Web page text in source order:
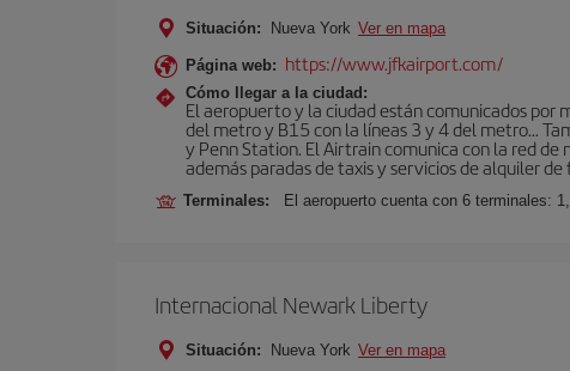
Situación: Nueva York Ver en mapa
Página web: https://www.jfkairport.com/
Cómo llegar a la ciudad:
El aeropuerto y la ciudad están comunicados por
del metro y B15 con la líneas 3 y 4 del metro…
y Penn Station. El Airtrain comunica con la red
además paradas de taxis y servicios de alquiler
Terminales: El aeropuerto cuenta con 6 terminales:
Internacional Newark Liberty
Situación: Nueva York Ver en mapa